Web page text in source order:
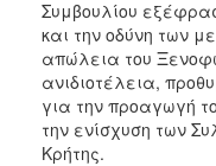
2016
2015
2012
2011
Συμβουλίου
και την οδύνη των
απώλεια του
ανιδιοτέλεια,
για την προαγωγή
την ενίσχυση των
Κρήτης.